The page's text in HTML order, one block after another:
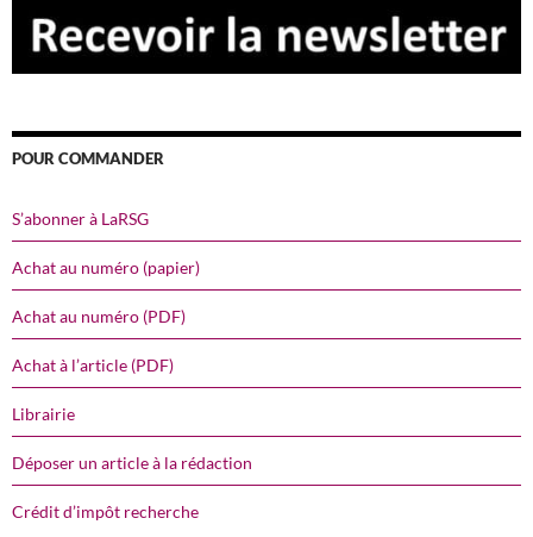
POUR COMMANDER
S’abonner à LaRSG
Achat au numéro (papier)
Achat au numéro (PDF)
Achat à l’article (PDF)
Librairie
Déposer un article à la rédaction
Crédit d’impôt recherche